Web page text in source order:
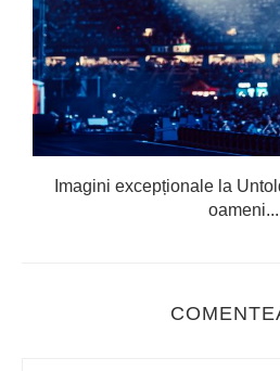
Imagini excepționale la
oameni...